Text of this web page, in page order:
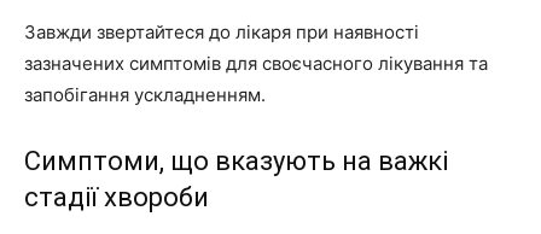
Завжди звертайтеся до лікаря при наявності
зазначених симптомів для своєчасного лікування та
запобігання ускладненням.
Симптоми, що вказують на важкі
стадії хвороби